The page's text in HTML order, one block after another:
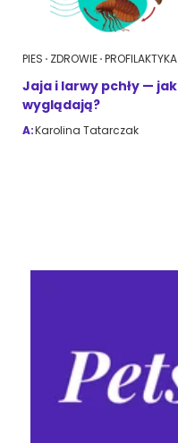
PIES ZDROWIE PROFILAKTYKA
Jaja i larwy pchły — jak
wyglądają?
A:Karolina Tatarczak